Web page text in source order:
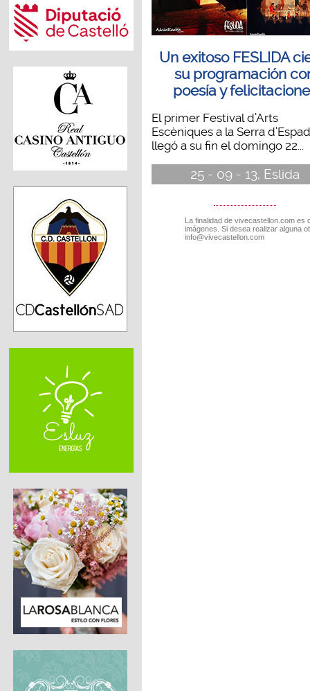
Un exitoso FESLIDA
su programación
poesía y
El primer Festival d’Arts
Escèniques a la Serra
llegó a su fin el domingo 22...
25 - 09 - 13, Eslida
La finalidad de vivecastellon.com
imágenes. Si desea realizar alguna
info@vivecastellon.com